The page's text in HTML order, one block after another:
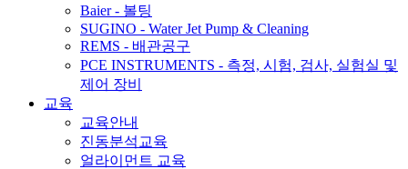
Baier - 볼팅
SUGINO - Water Jet Pump & Cleaning
REMS - 배관공구
PCE INSTRUMENTS - 측정, 시험, 검사, 실험실 및
제어 장비
교육
교육안내
진동분석교육
얼라이먼트 교육